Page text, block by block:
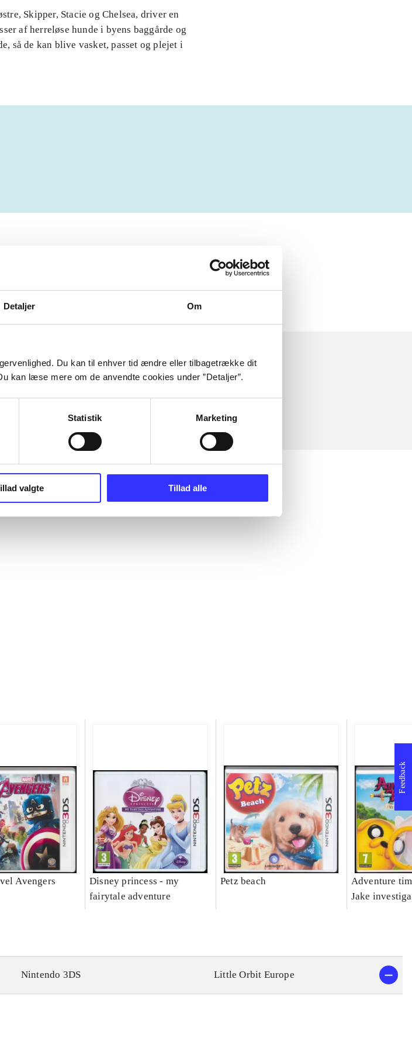
Detaljer Om
Du kan til enhver tid ændre eller tilbagetrække dit
kan læse mere om de anvendte cookies under ”Detaljer”.
Statistik Marketing
valgte Tillad alle
Skipper, Stacie og Chelsea, driver en
af herreløse hunde i byens baggårde og
så de kan blive vasket, passet og plejet i
Avengers
Disney princess - my
fairytale adventure
Petz beach
Adventure
Jake
Nintendo 3DS Little Orbit Europe
Feedback